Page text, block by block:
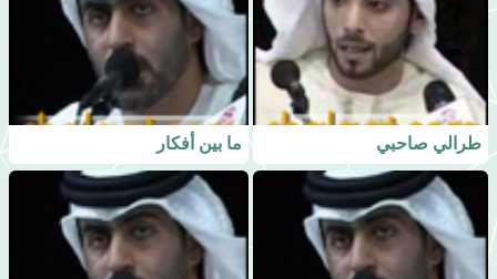
طرالي صاحبي ما بين أفكار